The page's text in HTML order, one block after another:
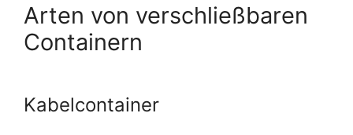
Arten von verschließbaren
Containern
Kabelcontainer